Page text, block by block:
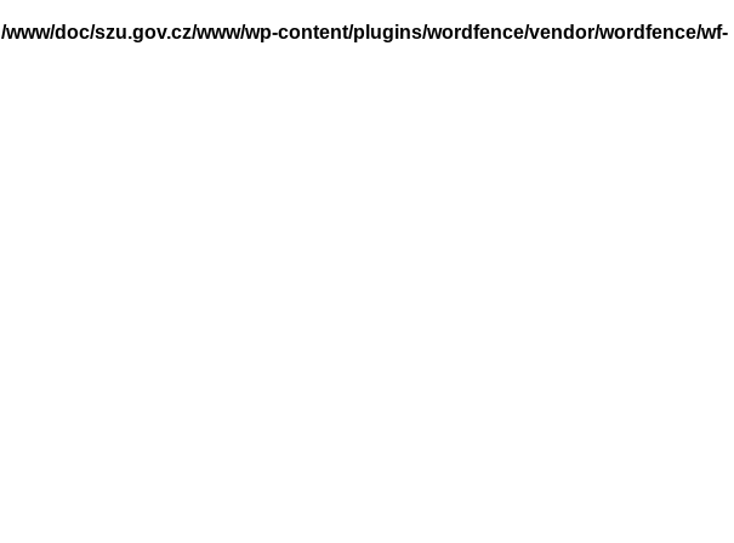
/www/doc/szu.gov.cz/www/wp-content/plugins/wordfence/vendor/wordfence/wf-